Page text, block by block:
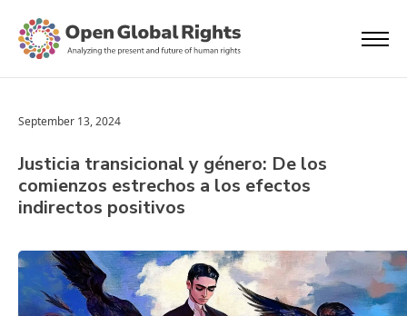
September 13, 2024
Justicia transicional y género: De los
comienzos estrechos a los efectos
indirectos positivos